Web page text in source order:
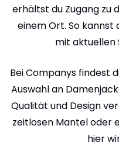
erhältst du Zugang zu
einem Ort. So
mit aktuellen
Bei Companys findest
Auswahl an
Qualität und Design
zeitlosen Mantel oder
hier